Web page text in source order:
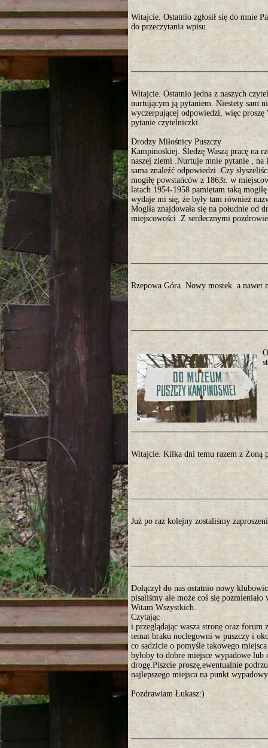
Witajcie. Ostatnio zgłosił się do mnie
do przeczytania wpisu.
Witajcie. Ostatnio jedna z naszych
nurtującym ją pytaniem. Niestety sam
wyczerpującej odpowiedzi, więc
pytanie czytelniczki.
Drodzy Miłośnicy Puszczy
Kampinoskiej. Śledzę Waszą pracę na
naszej ziemi .Nurtuje mnie pytanie , na
sama znaleźć odpowiedzi .Czy
mogiłę powstańców z 1863r. w
latach 1954-1958 pamiętam taką
wydaje mi się, że były tam również
Mogiła znajdowała się na południe od
miejscowości .Z serdecznymi
Rzepowa Góra. Nowy mostek a nawet
Witajcie. Kilka dni temu razem z Żoną
Już po raz kolejny zostaliśmy
Dołączył do nas ostatnio nowy
pisaliśmy ale może coś się
Witam Wszystkich.
Czytając
i przeglądając wasza stronę oraz forum
temat braku noclegowni w puszczy i
co sadzicie o pomyśle takowego
byłoby to dobre miejsce wypadowe
drogę.Piszcie proszę,ewentualnie
najlepszego miejsca na punkt
Pozdrawiam Łukasz:)